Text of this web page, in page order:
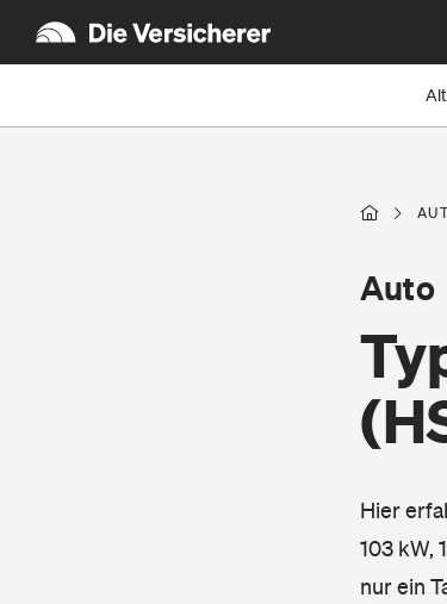
Auto
Hier
103 kW,
nur ein